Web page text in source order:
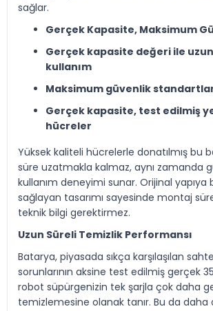
sağlar.
Gerçek Kapasite, Maksimum
Gerçek kapasite değeri ile
kullanım
Maksimum güvenlik
Gerçek kapasite, test edilmiş
hücreler
Yüksek kaliteli hücrelerle donatılmış bu
süre uzatmakla kalmaz, aynı zamanda
kullanım deneyimi sunar. Orijinal yapıya
sağlayan tasarımı sayesinde montaj
teknik bilgi gerektirmez.
Uzun Süreli Temizlik Performansı
Batarya, piyasada sıkça karşılaşılan
sorunlarının aksine test edilmiş gerçek
robot süpürgenizin tek şarjla çok daha
temizlemesine olanak tanır. Bu da daha